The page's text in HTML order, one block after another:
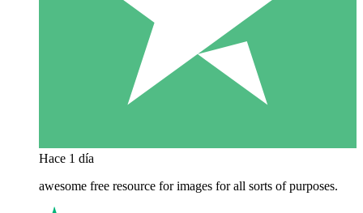
Hace 1 día
awesome free resource for images for all sorts of purposes.